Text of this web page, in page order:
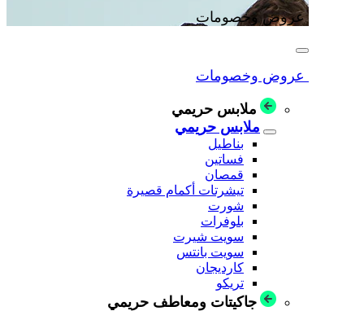
عروض وخصومات
عروض وخصومات
ملابس حريمي
ملابس حريمي
بناطيل
فساتين
قمصان
تيشرتات أكمام قصيرة
شورت
بلوفرات
سويت شيرت
سويت بانتس
كارديجان
تريكو
جاكيتات ومعاطف حريمي